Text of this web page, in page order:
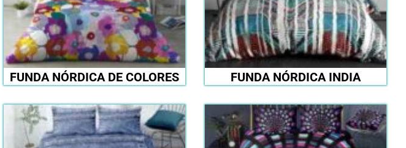
FUNDA NÓRDICA DE COLORES FUNDA NÓRDICA INDIA